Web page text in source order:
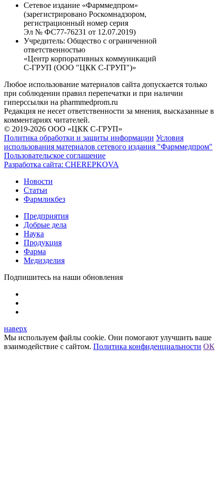
Сетевое издание «Фарммедпром»
(зарегистрировано Роскомнадзором,
регистрационный номер серия
Эл № ФС77-76231 от 12.07.2019)
Учредитель: Общество с ограниченной
ответственностью
«Центр корпоративных коммуникаций
С-ГРУП (ООО "ЦКК С-ГРУП")»
Любое использование материалов сайта допускается только
при соблюдении правил перепечатки и при наличии
гиперссылки на pharmmedprom.ru
Редакция не несет ответственности за мнения, высказанные в
комментариях читателей.
© 2019-2026 ООО «ЦКК С-ГРУП»
Политика обработки и защиты информации Условия
использования материалов сетевого издания "Фарммедпром"
Пользовательское соглашение
Разработка сайта: CHEREPKOVA
Новости
Статьи
Фармликбез
Предприятия
Добрые дела
Наука
Продукция
Фарма
Медизделия
Подпишитесь на наши обновления
наверх
Мы используем файлы cookie. Они помогают улучшить ваше
взаимодействие с сайтом. Политика конфиденциальности ОК